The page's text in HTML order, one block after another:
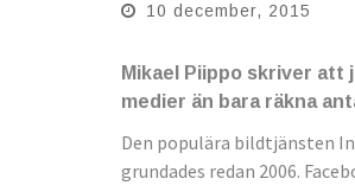
10 december, 2015
Mikael Piippo skriver att
medier än bara räkna
Den populära bildtjänsten
grundades redan 2006.